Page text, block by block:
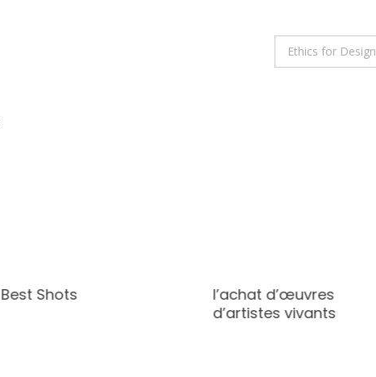
Ethics for Design
Best Shots
l’achat d’œuvres
d’artistes vivants